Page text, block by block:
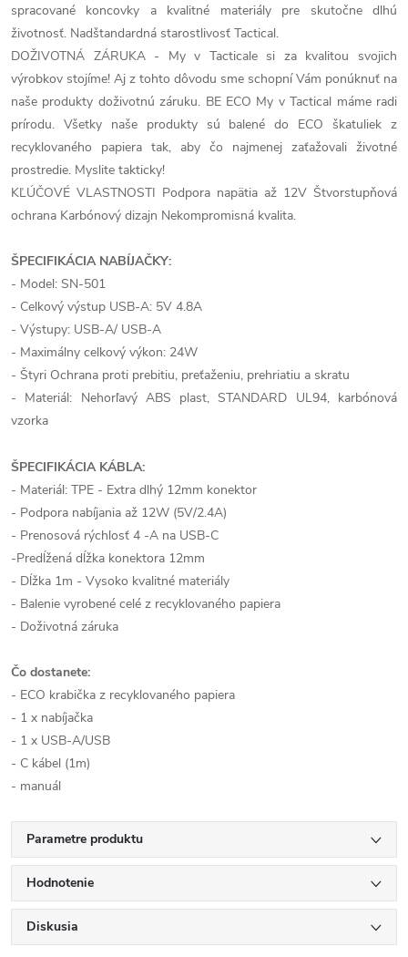
spracované koncovky a kvalitné materiály pre skutočne dlhú
životnosť. Nadštandardná starostlivosť Tactical.
DOŽIVOTNÁ ZÁRUKA - My v Tacticale si za kvalitou svojich
výrobkov stojíme! Aj z tohto dôvodu sme schopní Vám ponúknuť na
naše produkty doživotnú záruku. BE ECO My v Tactical máme radi
prírodu. Všetky naše produkty sú balené do ECO škatuliek z
recyklovaného papiera tak, aby čo najmenej zaťažovali životné
prostredie. Myslite takticky!
KĽÚČOVÉ VLASTNOSTI Podpora napätia až 12V Štvorstupňová
ochrana Karbónový dizajn Nekompromisná kvalita.
ŠPECIFIKÁCIA NABÍJAČKY:
- Model: SN-501
- Celkový výstup USB-A: 5V 4.8A
- Výstupy: USB-A/ USB-A
- Maximálny celkový výkon: 24W
- Štyri Ochrana proti prebitiu, preťaženiu, prehriatiu a skratu
- Materiál: Nehorľavý ABS plast, STANDARD UL94, karbónová
vzorka
ŠPECIFIKÁCIA KÁBLA:
- Materiál: TPE - Extra dlhý 12mm konektor
- Podpora nabíjania až 12W (5V/2.4A)
- Prenosová rýchlosť 4 -A na USB-C
-Predĺžená dĺžka konektora 12mm
- Dĺžka 1m - Vysoko kvalitné materiály
- Balenie vyrobené celé z recyklovaného papiera
- Doživotná záruka
Čo dostanete:
- ECO krabička z recyklovaného papiera
- 1 x nabíjačka
- 1 x USB-A/USB
- C kábel (1m)
- manuál
Parametre produktu
Hodnotenie
Diskusia